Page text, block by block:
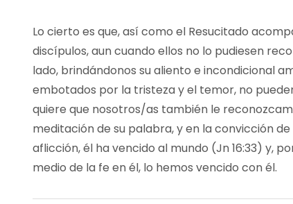
Lo cierto es que, así como el Resucitado
discípulos, aun cuando ellos no lo pudiesen
lado, brindándonos su aliento e incondicional
embotados por la tristeza y el temor, no
quiere que nosotros/as también le
meditación de su palabra, y en la convicción
aflicción, él ha vencido al mundo (Jn 16:33) y,
medio de la fe en él, lo hemos vencido con él.